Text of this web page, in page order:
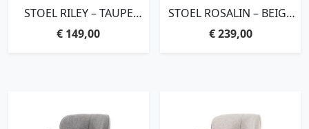
STOEL RILEY – TAUPE
AURORA
€ 149,00
STOEL ROSALIN – BEIGE
MOON
€239,00